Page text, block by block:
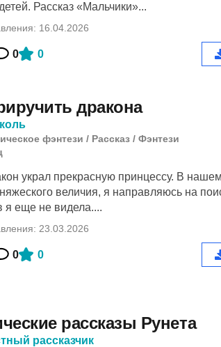
Рассказ «Мальчики»...
16.04.2026
0 0
дракона
фэнтези / Рассказ / Фэнтези
украл прекрасную принцессу. В
величия, я направляюсь на
я еще не видела....
23.03.2026
0 0
рассказы Рунета
рассказчик